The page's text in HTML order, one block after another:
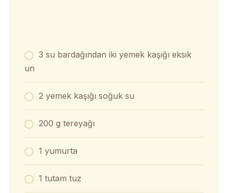
3 su bardağından iki yemek kaşığı eksik
un
2 yemek kaşığı soğuk su
200 g tereyağı
1 yumurta
1 tutam tuz